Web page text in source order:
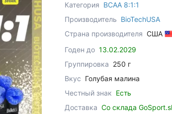
Категория BCAA 8:1:1
Производитель BioTechUSA
Страна производителя США
Годен до 13.02.2029
Группировка 250 г
Вкус Голубая малина
Честный знак Есть
Доставка Со склада